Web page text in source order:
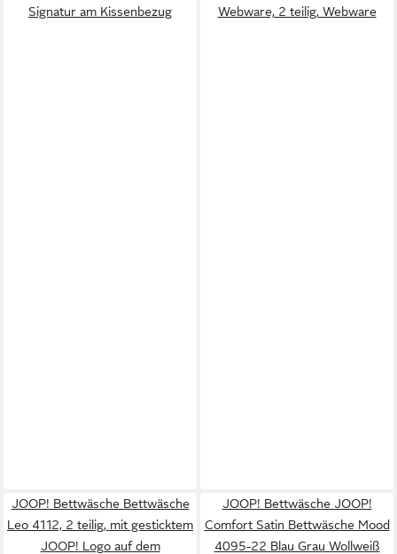
Signatur am Kissenbezug
Webware, 2 teilig, Webware
JOOP! Bettwäsche Bettwäsche
Leo 4112, 2 teilig, mit gesticktem
JOOP! Logo auf dem
JOOP! Bettwäsche JOOP!
Comfort Satin Bettwäsche Mood
4095-22 Blau Grau Wollweiß